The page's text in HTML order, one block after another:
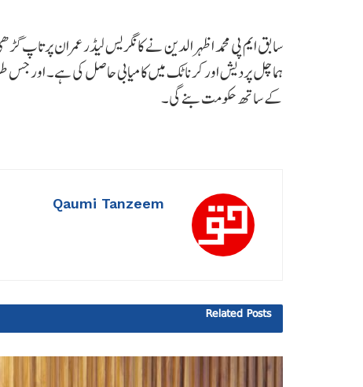
سابق ایم پی محمد اظہر الدین نے کانگریس لیڈر عمران
ہماچل پردیش اور کرناٹک میں کامیابی حاصل کی ہے۔ اور جس
کے ساتھ حکومت بنے گی۔
Qaumi Tanzeem
Related Posts